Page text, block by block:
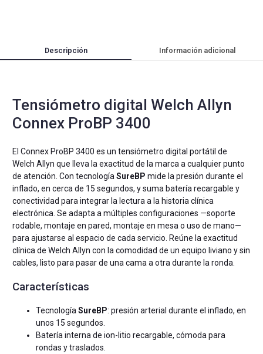
Descripción Información adicional
Tensiómetro digital Welch Allyn
Connex ProBP 3400
El Connex ProBP 3400 es un tensiómetro digital portátil de
Welch Allyn que lleva la exactitud de la marca a cualquier punto
de atención. Con tecnologíaSureBP mide la presión durante el
inflado, en cerca de 15 segundos, y suma batería recargable y
conectividad para integrar la lectura a la historia clínica
electrónica. Se adapta a múltiples configuraciones —soporte
rodable, montaje en pared, montaje en mesa o uso de mano—
para ajustarse al espacio de cada servicio. Reúne la exactitud
clínica de Welch Allyn con la comodidad de un equipo liviano y sin
cables, listo para pasar de una cama a otra durante la ronda.
Características
TecnologíaSureBP: presión arterial durante el inflado, en
unos 15 segundos.
Batería interna de ion-litio recargable, cómoda para
rondas y traslados.